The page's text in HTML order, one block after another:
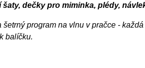
dečky pro miminka, plédy,
šetrný program na vlnu v pračce -
balíčku.